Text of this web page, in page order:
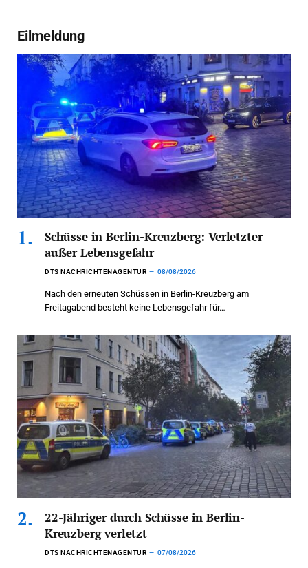
Eilmeldung
Schüsse in Berlin-Kreuzberg: Verletzter
außer Lebensgefahr
DTS NACHRICHTENAGENTUR 08/08/2026
Nach den erneuten Schüssen in Berlin-Kreuzberg am
Freitagabend besteht keine Lebensgefahr für…
22-Jähriger durch Schüsse in Berlin-
Kreuzberg verletzt
DTS NACHRICHTENAGENTUR 07/08/2026